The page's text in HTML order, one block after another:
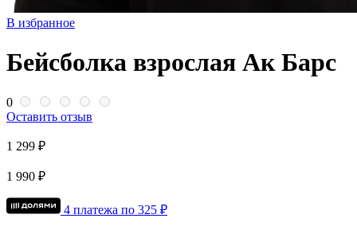
В избранное
Бейсболка взрослая Ак Барс
0
Оставить отзыв
1 299 ₽
1 990 ₽
4 платежа по 325 ₽